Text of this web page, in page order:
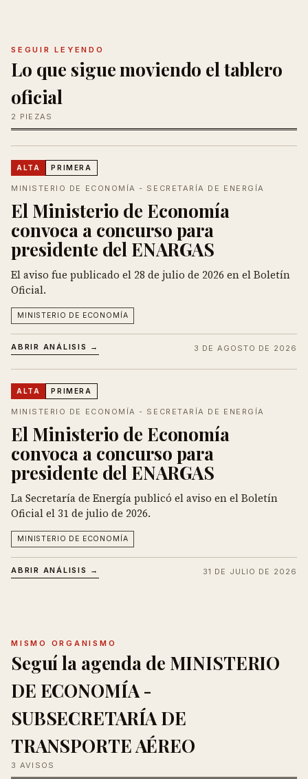
SEGUIR LEYENDO
Lo que sigue moviendo el tablero
oficial
2 PIEZAS
ALTA PRIMERA
MINISTERIO DE ECONOMÍA - SECRETARÍA DE ENERGÍA
El Ministerio de Economía
convoca a concurso para
presidente del ENARGAS
El aviso fue publicado el 28 de julio de 2026 en el Boletín
Oficial.
MINISTERIO DE ECONOMÍA
ABRIR ANÁLISIS → 3 DE AGOSTO DE 2026
ALTA PRIMERA
MINISTERIO DE ECONOMÍA - SECRETARÍA DE ENERGÍA
El Ministerio de Economía
convoca a concurso para
presidente del ENARGAS
La Secretaría de Energía publicó el aviso en el Boletín
Oficial el 31 de julio de 2026.
MINISTERIO DE ECONOMÍA
ABRIR ANÁLISIS → 31 DE JULIO DE 2026
MISMO ORGANISMO
Seguí la agenda de MINISTERIO
DE ECONOMÍA -
SUBSECRETARÍA DE
TRANSPORTE AÉREO
3 AVISOS